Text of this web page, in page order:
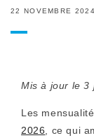
22 NOVEMBRE 2024
Mis à jour le 3
Les
2026 , ce qui